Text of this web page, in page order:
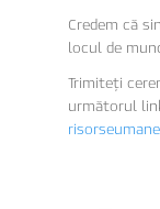
Credem că
locul de
Trimiteți
următorul